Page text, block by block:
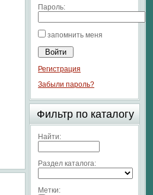
Пароль:
запомнить меня
Регистрация
Забыли пароль?
Фильтр по каталогу
Найти:
Раздел каталога:
Метки: